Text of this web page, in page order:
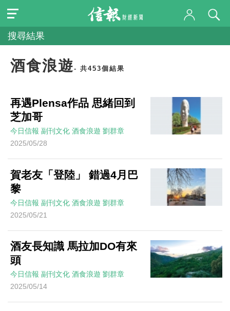
搜尋結果
酒食浪遊- 共453個結果
再遇Plensa作品 思緒回到
芝加哥
今日信報 副刊文化 酒食浪遊 劉群章
2025/05/28
賀老友「登陸」 錯過4月巴
黎
今日信報 副刊文化 酒食浪遊 劉群章
2025/05/21
酒友長知識 馬拉加DO有來
頭
今日信報 副刊文化 酒食浪遊 劉群章
2025/05/14